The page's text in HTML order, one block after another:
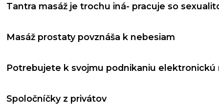
Tantra masáž je trochu iná- pracuje so
Masáž prostaty povznáša k nebesiam
Potrebujete k svojmu podnikaniu elektronickú
Spoločníčky z privátov